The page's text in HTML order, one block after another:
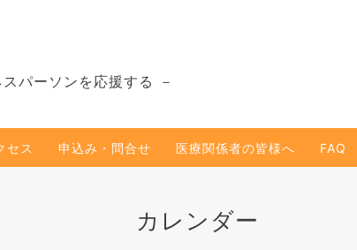
パーソンを応援する －
セス 申込み・問合せ 医療関係者の皆様へ FAQ
カレンダー